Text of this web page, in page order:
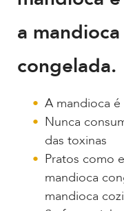
a
congelada.
A mandioca
Nunca
das toxinas
Pratos como
mandioca
mandioca